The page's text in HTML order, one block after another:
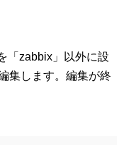
「zabbix」以外に設
集します。編集が終